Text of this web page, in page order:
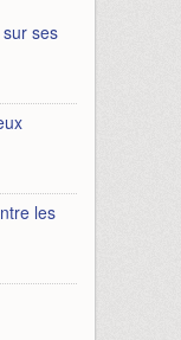
ses
les